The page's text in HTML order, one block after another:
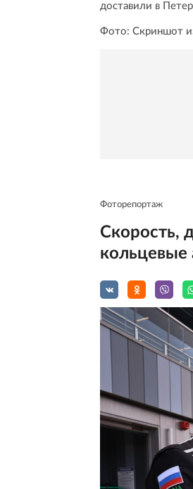
доставили в
Фото: Скриншот
Фоторепортаж
Скорость,
кольцевые